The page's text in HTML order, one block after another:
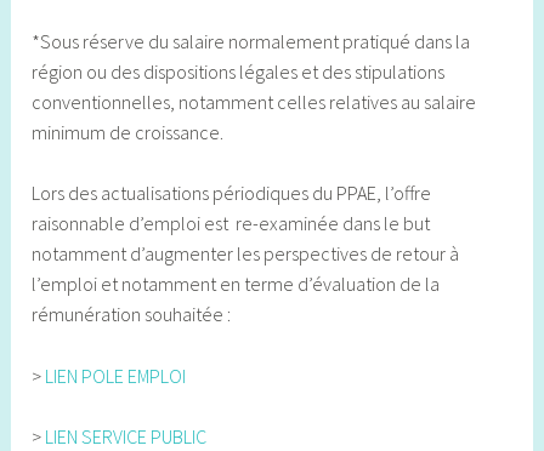
*Sous réserve du salaire normalement pratiqué dans la
région ou des dispositions légales et des stipulations
conventionnelles, notamment celles relatives au salaire
minimum de croissance.
Lors des actualisations périodiques du PPAE, l’offre
raisonnable d’emploi est re-examinée dans le but
notamment d’augmenter les perspectives de retour à
l’emploi et notamment en terme d’évaluation de la
rémunération souhaitée :
> LIEN POLE EMPLOI
> LIEN SERVICE PUBLIC